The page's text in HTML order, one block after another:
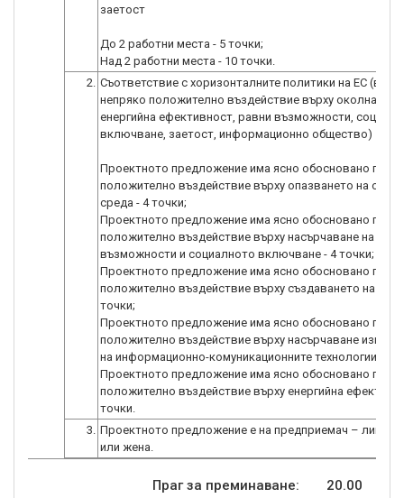
заетост
До 2 работни места - 5 точки;
Над 2 работни места - 10 точки.
2. Съответствие с хоризонталните политики на ЕС (вкл.
непряко положително въздействие върху околната
енергийна ефективност, равни възможности,
включване, заетост, информационно общество)
Проектното предложение има ясно обосновано
положително въздействие върху опазването на
среда - 4 точки;
Проектното предложение има ясно обосновано
положително въздействие върху насърчаване на
възможности и социалното включване - 4 точки;
Проектното предложение има ясно обосновано
положително въздействие върху създаването на
точки;
Проектното предложение има ясно обосновано
положително въздействие върху насърчаване
на информационно-комуникационните технологии - 4
Проектното предложение има ясно обосновано
положително въздействие върху енергийна
точки.
3. Проектното предложение е на предприемач – лице до
или жена.
20.00
Праг за преминаване: